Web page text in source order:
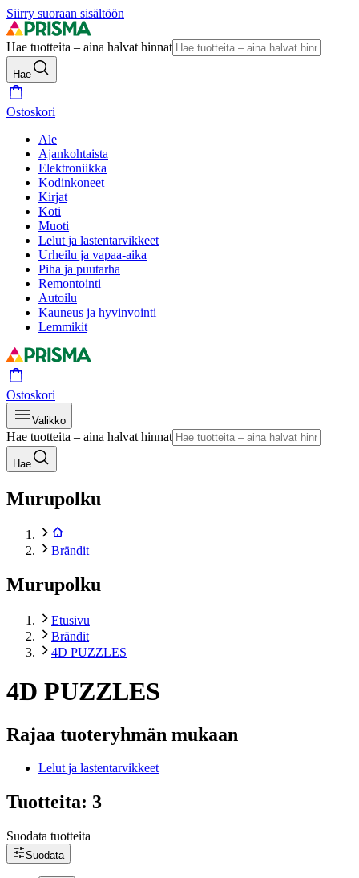
Siirry suoraan sisältöön
Hae tuotteita – aina halvat hinnat
Hae
Ostoskori
Ale
Ajankohtaista
Elektroniikka
Kodinkoneet
Kirjat
Koti
Muoti
Lelut ja lastentarvikkeet
Urheilu ja vapaa-aika
Piha ja puutarha
Remontointi
Autoilu
Kauneus ja hyvinvointi
Lemmikit
Ostoskori
Valikko
Hae tuotteita – aina halvat hinnat
Hae
Murupolku
Brändit
Murupolku
Etusivu
Brändit
4D PUZZLES
4D PUZZLES
Rajaa tuoteryhmän mukaan
Lelut ja lastentarvikkeet
Tuotteita: 3
Suodata tuotteita
Suodata